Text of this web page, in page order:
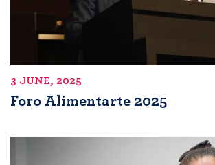
3 JUNE, 2025
Foro Alimentarte 2025